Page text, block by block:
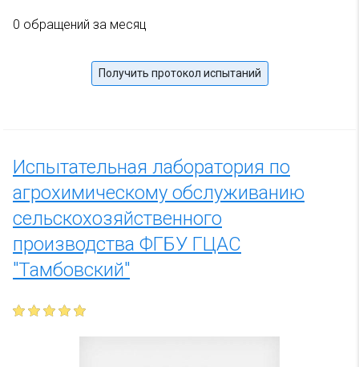
0 обращений за месяц
Получить протокол испытаний
Испытательная лаборатория по
агрохимическому обслуживанию
сельскохозяйственного
производства ФГБУ ГЦАС
"Тамбовский"